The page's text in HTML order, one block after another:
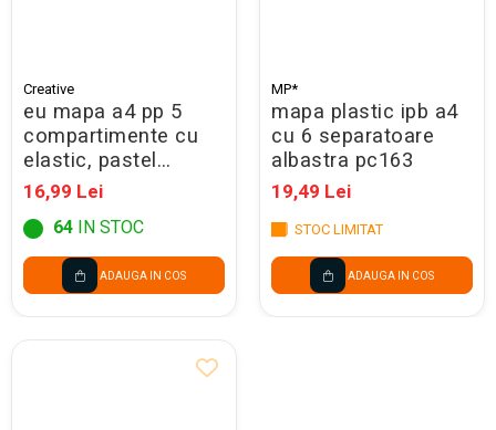
Creative
eu mapa a4 pp 5
compartimente cu
elastic, pastel
120391
16,99 Lei
64 IN STOC
ADAUGA IN COS
MP*
mapa plastic ipb a4
cu 6 separatoare
albastra pc163
19,49 Lei
STOC LIMITAT
ADAUGA IN COS